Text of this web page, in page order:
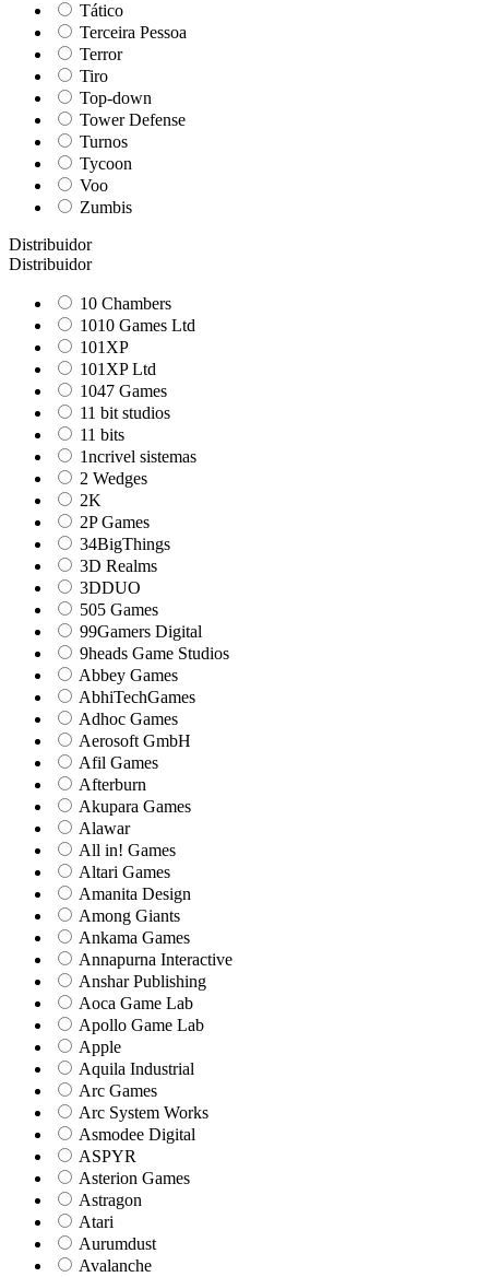
Tático
Terceira Pessoa
Terror
Tiro
Top-down
Tower Defense
Turnos
Tycoon
Voo
Zumbis
Distribuidor
Distribuidor
10 Chambers
1010 Games Ltd
101XP
101XP Ltd
1047 Games
11 bit studios
11 bits
1ncrivel sistemas
2 Wedges
2K
2P Games
34BigThings
3D Realms
3DDUO
505 Games
99Gamers Digital
9heads Game Studios
Abbey Games
AbhiTechGames
Adhoc Games
Aerosoft GmbH
Afil Games
Afterburn
Akupara Games
Alawar
All in! Games
Altari Games
Amanita Design
Among Giants
Ankama Games
Annapurna Interactive
Anshar Publishing
Aoca Game Lab
Apollo Game Lab
Apple
Aquila Industrial
Arc Games
Arc System Works
Asmodee Digital
ASPYR
Asterion Games
Astragon
Atari
Aurumdust
Avalanche